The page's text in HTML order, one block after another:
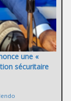
une «
sécuritaire